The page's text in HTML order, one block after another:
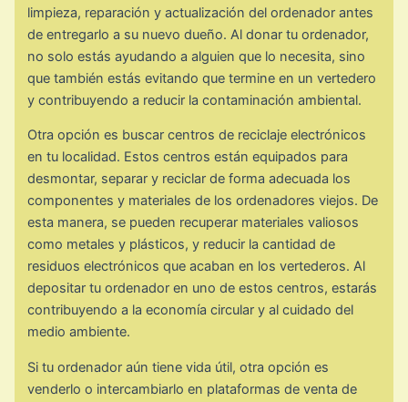
limpieza, reparación y actualización del ordenador antes
de entregarlo a su nuevo dueño. Al donar tu ordenador,
no solo estás ayudando a alguien que lo necesita, sino
que también estás evitando que termine en un vertedero
y contribuyendo a reducir la contaminación ambiental.
Otra opción es buscar centros de reciclaje electrónicos
en tu localidad. Estos centros están equipados para
desmontar, separar y reciclar de forma adecuada los
componentes y materiales de los ordenadores viejos. De
esta manera, se pueden recuperar materiales valiosos
como metales y plásticos, y reducir la cantidad de
residuos electrónicos que acaban en los vertederos. Al
depositar tu ordenador en uno de estos centros, estarás
contribuyendo a la economía circular y al cuidado del
medio ambiente.
Si tu ordenador aún tiene vida útil, otra opción es
venderlo o intercambiarlo en plataformas de venta de